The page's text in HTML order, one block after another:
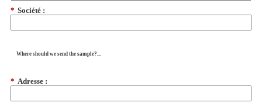
* Société :
Where should we send the sample?...
* Adresse :